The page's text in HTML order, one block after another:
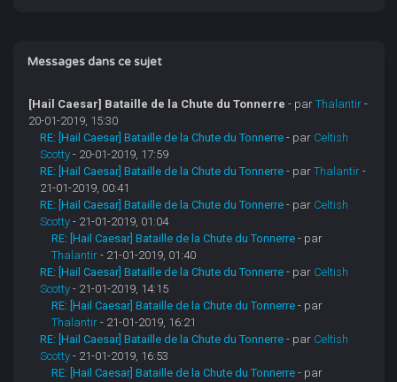
Messages dans ce sujet
[Hail Caesar] Bataille de la Chute du Tonnerre - parThalantir -
20-01-2019, 15:30
RE: [Hail Caesar] Bataille de la Chute du Tonnerre - par Celtish
Scotty - 20-01-2019, 17:59
RE: [Hail Caesar] Bataille de la Chute du Tonnerre - parThalantir -
21-01-2019, 00:41
RE: [Hail Caesar] Bataille de la Chute du Tonnerre - par Celtish
Scotty - 21-01-2019, 01:04
RE: [Hail Caesar] Bataille de la Chute du Tonnerre - par
Thalantir - 21-01-2019, 01:40
RE: [Hail Caesar] Bataille de la Chute du Tonnerre - par Celtish
Scotty - 21-01-2019, 14:15
RE: [Hail Caesar] Bataille de la Chute du Tonnerre - par
Thalantir - 21-01-2019, 16:21
RE: [Hail Caesar] Bataille de la Chute du Tonnerre - par Celtish
Scotty - 21-01-2019, 16:53
RE: [Hail Caesar] Bataille de la Chute du Tonnerre - par